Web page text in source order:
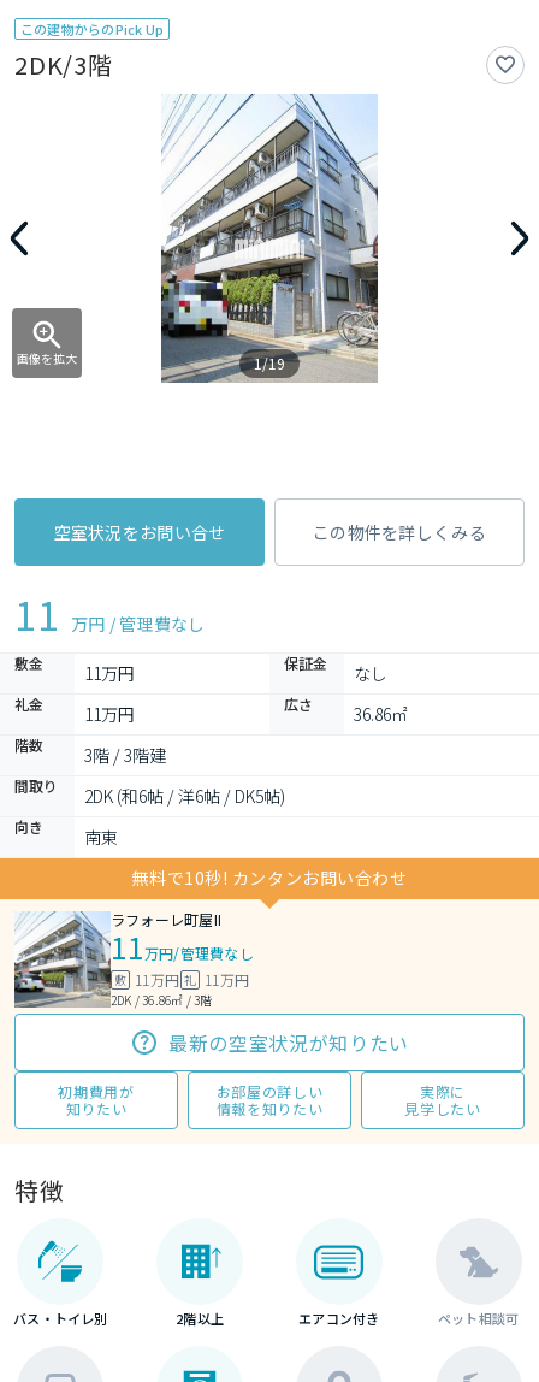
この建物からのPick Up
2DK/3階
画像を拡大 1/19
空室状況をお問い合せ この物件を詳しくみる
11 万円 / 管理費なし
敷金 11万円 保証金 なし
礼金 11万円 広さ 36.86㎡
階数 3階 / 3階建
間取り 2DK (和6帖 / 洋6帖 / DK5帖)
向き
南東
無料で10秒! カンタンお問い合わせ
ラフォーレ町屋II
11万円/管理費なし
敷 11万円 礼 11万円
2DK / 36.86㎡ / 3階
最新の空室状況が知りたい
初期費用が
知りたい
お部屋の詳しい
情報を知りたい
実際に
見学したい
特徴
バス・トイレ別 2階以上 エアコン付き ペット相談可